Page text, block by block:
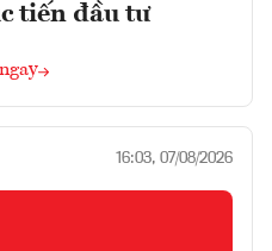
tiến đầu tư
16:03, 07/08/2026